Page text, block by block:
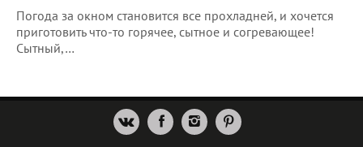
Погода за окном становится все прохладней, и хочется
приготовить что-то горячее, сытное и согревающее!
Сытный,…